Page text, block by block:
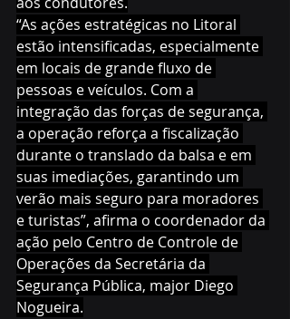
“As ações estratégicas no Litoral
estão intensificadas, especialmente
em locais de grande fluxo de
pessoas e veículos. Com a
integração das forças de segurança,
a operação reforça a fiscalização
durante o translado da balsa e em
suas imediações, garantindo um
verão mais seguro para moradores
e turistas”, afirma o coordenador da
ação pelo Centro de Controle de
Operações da Secretária da
Segurança Pública, major Diego
Nogueira.